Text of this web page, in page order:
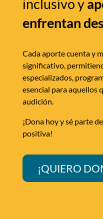
inclusivo y
enfrentan
Cada aporte cuenta y
significativo,
especializados,
esencial para aquellos
audición.
¡Dona hoy y sé parte
positiva!
¡QUIERO